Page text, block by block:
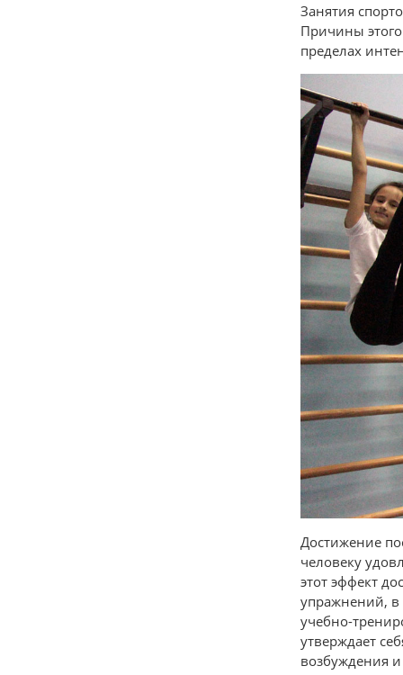
Занятия
Причины
пределах
Достижение
человеку
этот эффект
упражнений, в
учебно-
утверждает
возбуждения